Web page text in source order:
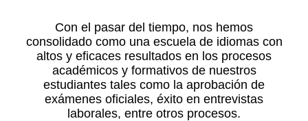
Con el pasar del tiempo, nos hemos
consolidado como una escuela de idiomas con
altos y eficaces resultados en los procesos
académicos y formativos de nuestros
estudiantes tales como la aprobación de
exámenes oficiales, éxito en entrevistas
laborales, entre otros procesos.